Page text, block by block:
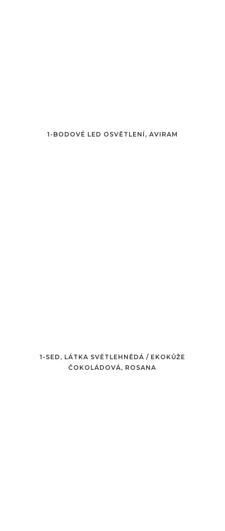
1-BODOVÉ LED OSVĚTLENÍ, AVIRAM
1-SED, LÁTKA SVĚTLEHNĚDÁ / EKOKŮŽE
ČOKOLÁDOVÁ, ROSANA